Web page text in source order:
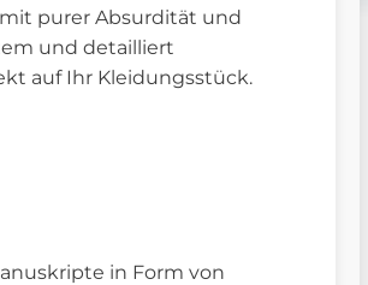
purer Absurdität und
und detailliert
auf Ihr Kleidungsstück.
in Form von